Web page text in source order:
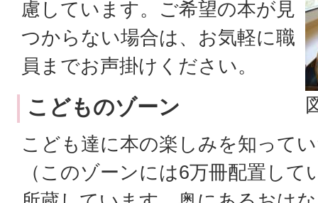
慮しています。ご希望の本が見
つからない場合は、お気軽に職
員までお声掛けください。
こどものゾーン
こども達に本の楽しみを知って
（このゾーンには6万冊配置し